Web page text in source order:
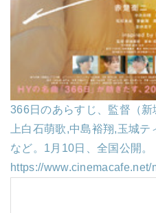
366日のあらすじ、監督（
上白石萌歌,中島裕翔,玉城テ
など。1月10日、全国公開。
https://